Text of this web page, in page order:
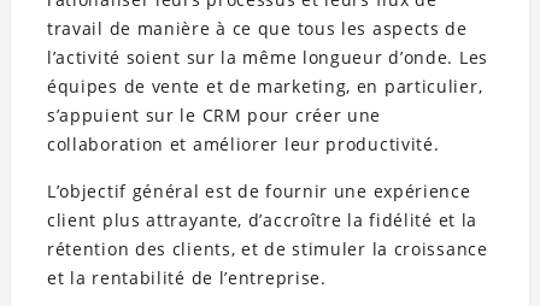
travail de manière à ce que tous les aspects de
l’activité soient sur la même longueur d’onde. Les
équipes de vente et de marketing, en particulier,
s’appuient sur le CRM pour créer une
collaboration et améliorer leur productivité.
L’objectif général est de fournir une expérience
client plus attrayante, d’accroître la fidélité et la
rétention des clients, et de stimuler la croissance
et la rentabilité de l’entreprise.